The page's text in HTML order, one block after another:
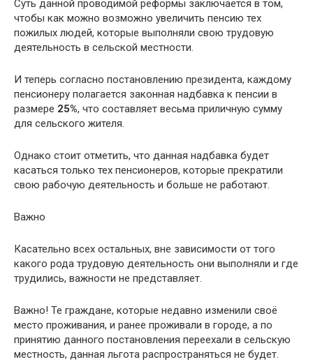
Суть данной проводимой реформы заключается в том,
чтобы как можно возможно увеличить пенсию тех
пожилых людей, которые выполняли свою трудовую
деятельность в сельской местности.
И теперь согласно постановлению президента, каждому
пенсионеру полагается законная надбавка к пенсии в
размере 25%, что составляет весьма приличную сумму
для сельского жителя.
Однако стоит отметить, что данная надбавка будет
касаться только тех пенсионеров, которые прекратили
свою рабочую деятельность и больше не работают.
Важно
Касательно всех остальных, вне зависимости от того
какого рода трудовую деятельность они выполняли и где
трудились, важности не представляет.
Важно! Те граждане, которые недавно изменили своё
место проживания, и ранее проживали в городе, а по
принятию данного постановления переехали в сельскую
местность, данная льгота распространяться не будет.